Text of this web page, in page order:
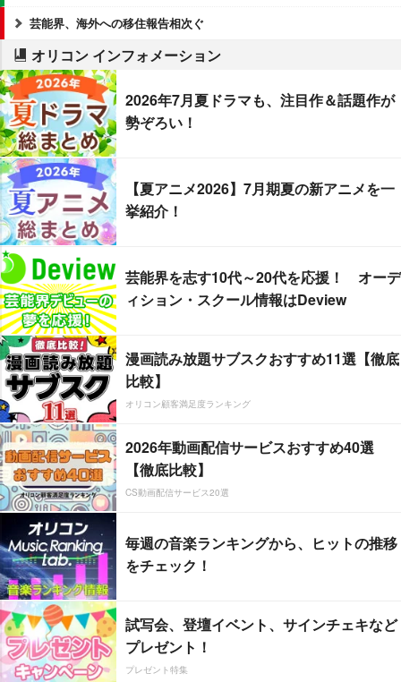
芸能界、海外への移住報告相次ぐ
オリコン インフォメーション
2026年7月夏ドラマも、注目作＆話題作が
勢ぞろい！
【夏アニメ2026】7月期夏の新アニメを一
挙紹介！
芸能界を志す10代～20代を応援！ オーデ
ィション・スクール情報はDeview
漫画読み放題サブスクおすすめ11選【徹底
比較】
オリコン顧客満足度ランキング
2026年動画配信サービスおすすめ40選
【徹底比較】
CS動画配信サービス20選
毎週の音楽ランキングから、ヒットの推移
をチェック！
試写会、登壇イベント、サインチェキなど
プレゼント！
プレゼント特集